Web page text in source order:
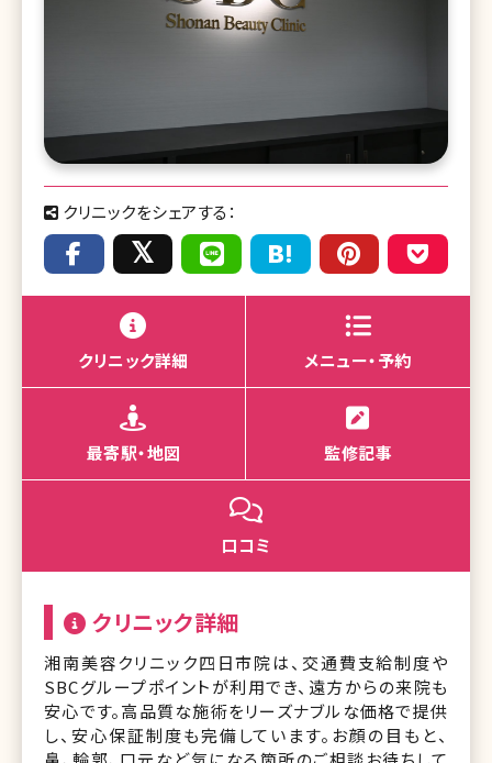
クリニックをシェアする：
クリニック詳細 メニュー・予約
最寄駅・地図 監修記事
口コミ
クリニック詳細
湘南美容クリニック四日市院は、交通費支給制度や
SBCグループポイントが利用でき、遠方からの来院も
安心です。高品質な施術をリーズナブルな価格で提供
し、安心保証制度も完備しています。お顔の目もと、